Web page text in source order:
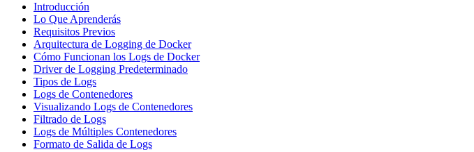
Introducción
Lo Que Aprenderás
Requisitos Previos
Arquitectura de Logging de Docker
Cómo Funcionan los Logs de Docker
Driver de Logging Predeterminado
Tipos de Logs
Logs de Contenedores
Visualizando Logs de Contenedores
Filtrado de Logs
Logs de Múltiples Contenedores
Formato de Salida de Logs